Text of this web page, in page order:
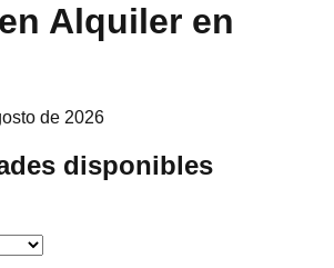
Alquiler en
de 2026
disponibles